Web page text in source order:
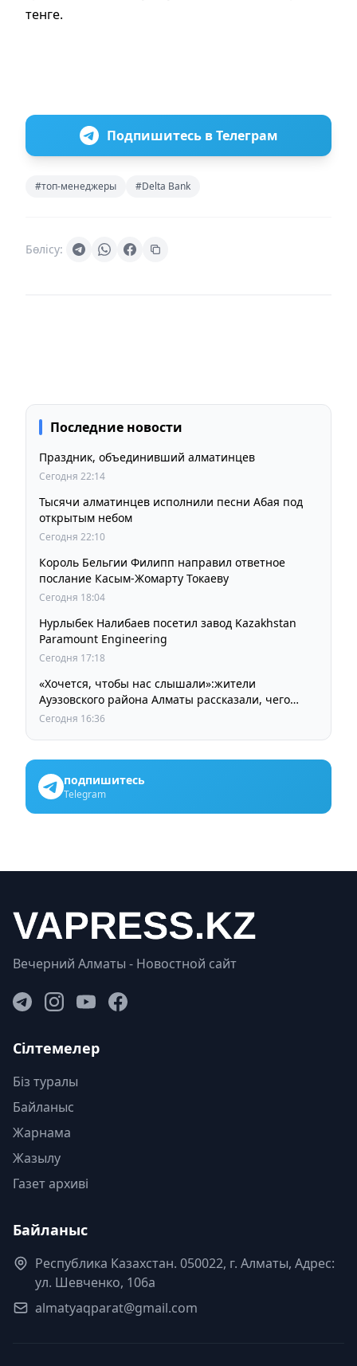
тенге.
Подпишитесь в Телеграм
#топ-менеджеры #Delta Bank
Бөлісу:
Последние новости
Праздник, объединивший алматинцев
Сегодня 22:14
Тысячи алматинцев исполнили песни Абая под
открытым небом
Сегодня 22:10
Король Бельгии Филипп направил ответное
послание Касым-Жомарту Токаеву
Сегодня 18:04
Нурлыбек Налибаев посетил завод Kazakhstan
Paramount Engineering
Сегодня 17:18
«Хочется, чтобы нас слышали»:жители
Ауэзовского района Алматы рассказали, чего
ждут от выборов депутатов Курултая
Сегодня 16:36
подпишитесь
Telegram
Вечерний Алматы - Новостной сайт
Сілтемелер
Біз туралы
Байланыс
Жарнама
Жазылу
Газет архиві
Байланыс
Республика Казахстан. 050022, г. Алматы, Адрес:
ул. Шевченко, 106а
almatyaqparat@gmail.com